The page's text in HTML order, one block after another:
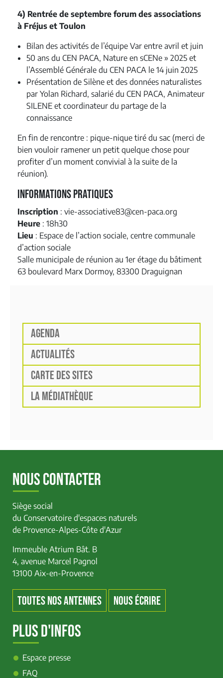
4) Rentrée de septembre forum des associations
à Fréjus et Toulon
Bilan des activités de l’équipe Var entre avril et juin
50 ans du CEN PACA, Nature en sCENe » 2025 et
l’Assemblé Générale du CEN PACA le 14 juin 2025
Présentation de Silène et des données naturalistes
par Yolan Richard, salarié du CEN PACA, Animateur
SILENE et coordinateur du partage de la
connaissance
En fin de rencontre : pique-nique tiré du sac (merci de
bien vouloir ramener un petit quelque chose pour
profiter d’un moment convivial à la suite de la
réunion).
Informations pratiques
Inscription : vie-associative83@cen-paca.org
Heure : 18h30
Lieu : Espace de l’action sociale, centre communale
d’action sociale
Salle municipale de réunion au 1er étage du bâtiment
63 boulevard Marx Dormoy, 83300 Draguignan
AGENDA
ACTUALITÉS
CARTE DES SITES
LA MÉDIATHÈQUE
NOUS CONTACTER
Siège social
du Conservatoire d'espaces naturels
de Provence-Alpes-Côte d'Azur
Immeuble Atrium Bât. B
4, avenue Marcel Pagnol
13100 Aix-en-Provence
TOUTES NOS ANTENNES NOUS ÉCRIRE
PLUS D'INFOS
Espace presse
FAQ